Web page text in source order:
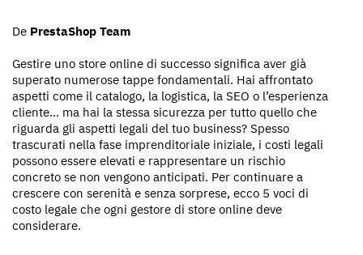
De PrestaShop Team
Gestire uno store online di successo significa aver già
superato numerose tappe fondamentali. Hai affrontato
aspetti come il catalogo, la logistica, la SEO o l’esperienza
cliente… ma hai la stessa sicurezza per tutto quello che
riguarda gli aspetti legali del tuo business? Spesso
trascurati nella fase imprenditoriale iniziale, i costi legali
possono essere elevati e rappresentare un rischio
concreto se non vengono anticipati. Per continuare a
crescere con serenità e senza sorprese, ecco 5 voci di
costo legale che ogni gestore di store online deve
considerare.